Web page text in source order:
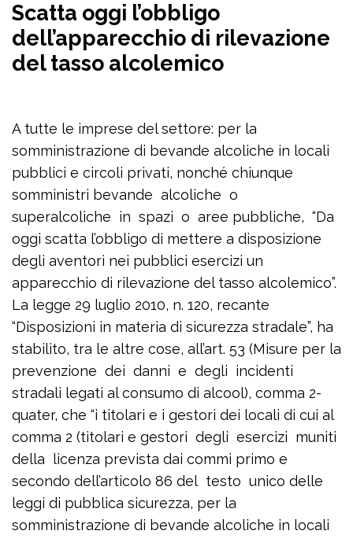
Scatta oggi l’obbligo
dell’apparecchio di rilevazione
del tasso alcolemico
A tutte le imprese del settore: per la
somministrazione di bevande alcoliche in locali
pubblici e circoli privati, nonché chiunque
somministri bevande alcoliche o
superalcoliche in spazi o aree pubbliche, “Da
oggi scatta l’obbligo di mettere a disposizione
degli aventori nei pubblici esercizi un
apparecchio di rilevazione del tasso alcolemico”.
La legge 29 luglio 2010, n. 120, recante
“Disposizioni in materia di sicurezza stradale”, ha
stabilito, tra le altre cose, all’art. 53 (Misure per la
prevenzione dei danni e degli incidenti
stradali legati al consumo di alcool), comma 2-
quater, che “i titolari e i gestori dei locali di cui al
comma 2 (titolari e gestori degli esercizi muniti
della licenza prevista dai commi primo e
secondo dell’articolo 86 del testo unico delle
leggi di pubblica sicurezza, per la
somministrazione di bevande alcoliche in locali